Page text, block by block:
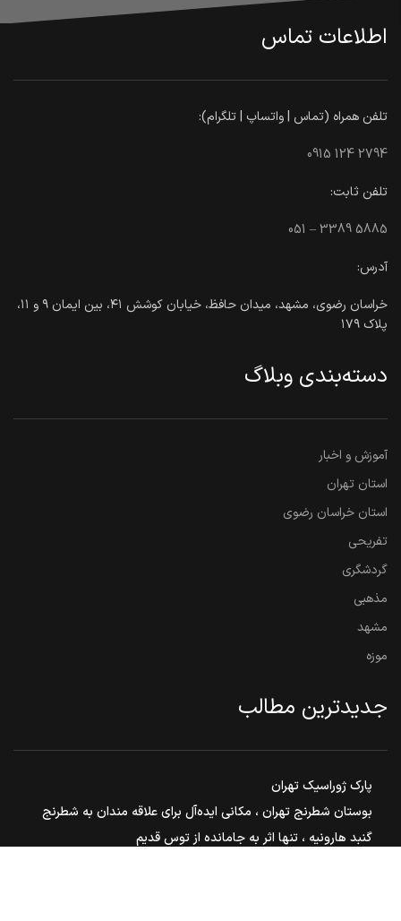
اطلاعات تماس
تلفن همراه (تماس | واتساپ | تلگرام):
0915 124 2794
تلفن ثابت:
051 – 3389 5885
آدرس:
خراسان رضوی، مشهد، میدان حافظ، خیابان کوشش ۴۱، بین ایمان ۹ و ۱۱،
پلاک ۱۷۹
دسته‌بندی وبلاگ
آموزش و اخبار
استان تهران
استان خراسان رضوی
تفریحی
گردشگری
مذهبی
مشهد
موزه
جدیدترین مطالب
پارک ژوراسیک تهران
بوستان شطرنج تهران ، مکانی ایده‌آل برای علاقه مندان به شطرنج
گنبد هارونیه ، تنها اثر به جامانده از توس قدیم